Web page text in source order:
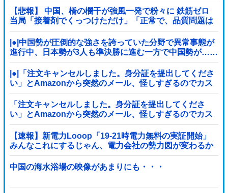
【悲報】 中国、橋の欄干が強風一発で粉々に 鉄筋ゼロ
当局「接着剤でくっつけただけ」「正常で、品質問題は
ない」
|●|中国勢が圧倒的な強さを誇っていた分野で異常事態が
進行中、日本勢が3人も準決勝に進む一方で中国勢が……
|●|「注文キャンセルしました。身分証を提出してくださ
い」とAmazonから突然のメール、怪しすぎるのでカス
タマーに確認したら……
「注文キャンセルしました。身分証を提出してくださ
い」とAmazonから突然のメール、怪しすぎるのでカス
タマーに確認したら……
【速報】新電力Looop「19-21時電力無料の実証開始」
みんなこれにするじゃん、電力会社の勢力図が変わるか
中国の海水浴場の映像があまりにも・・・